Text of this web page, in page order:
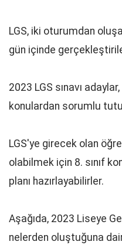
LGS, iki oturumdan
gün içinde
2023 LGS sınavı
konulardan sorumlu
LGS'ye girecek olan
olabilmek için 8. sınıf
planı hazırlayabilirler.
Aşağıda, 2023 Liseye
nelerden oluştuğuna